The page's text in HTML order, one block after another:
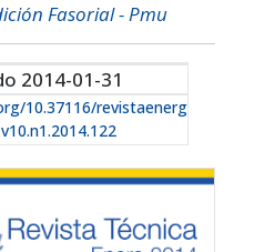
Fasorial - Pmu
2014-01-31
10.37116/revistaenerg